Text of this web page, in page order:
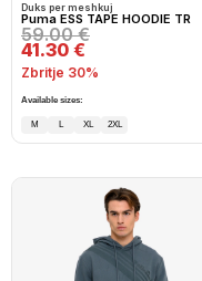
Duks per meshkuj
Puma ESS TAPE HOODIE TR
59.00 €
41.30 €
Zbritje 30%
Available sizes:
M L XL 2XL